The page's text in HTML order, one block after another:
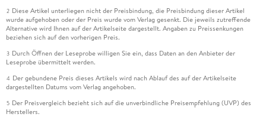
2 Diese Artikel unterliegen nicht der Preisbindung, die Preisbindung dieser Artikel
wurde aufgehoben oder der Preis wurde vom Verlag gesenkt. Die jeweils zutreffende
Alternative wird Ihnen auf der Artikelseite dargestellt. Angaben zu Preissenkungen
beziehen sich auf den vorherigen Preis.
3 Durch Öffnen der Leseprobe willigen Sie ein, dass Daten an den Anbieter der
Leseprobe übermittelt werden.
4 Der gebundene Preis dieses Artikels wird nach Ablauf des auf der Artikelseite
dargestellten Datums vom Verlag angehoben.
5 Der Preisvergleich bezieht sich auf die unverbindliche Preisempfehlung (UVP) des
Herstellers.